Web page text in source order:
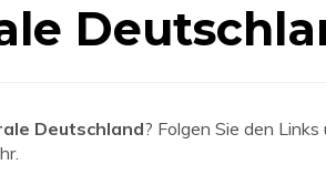
Deutschland? Folgen Sie den Links